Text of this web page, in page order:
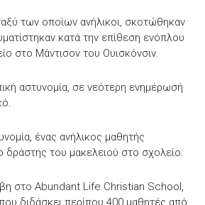
των οποίων ανήλικοι, σκοτώθηκαν
κατά την επίθεση ενόπλου
στο Μάντισον του Ουισκόνσιν.
αστυνομία, σε νεότερη ενημέρωσή
ένας ανήλικος μαθητής
ο δράστης του μακελειού στο σχολείο.
στο Abundant Life Christian School,